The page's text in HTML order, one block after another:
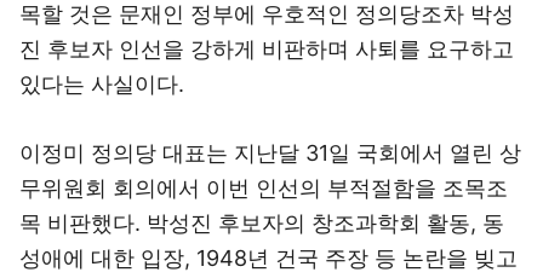
목할 것은 문재인 정부에 우호적인 정의당조차 박성
진 후보자 인선을 강하게 비판하며 사퇴를 요구하고
있다는 사실이다.
이정미 정의당 대표는 지난달 31일 국회에서 열린 상
무위원회 회의에서 이번 인선의 부적절함을 조목조
목 비판했다. 박성진 후보자의 창조과학회 활동, 동
성애에 대한 입장, 1948년 건국 주장 등 논란을 빚고